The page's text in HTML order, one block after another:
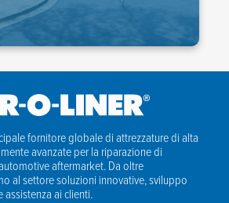
fornitore globale di attrezzature di alta
avanzate per la riparazione di
aftermarket. Da oltre
al settore soluzioni innovative, sviluppo
ai clienti.